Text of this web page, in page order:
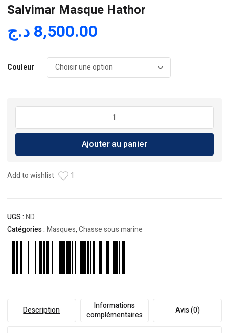
Salvimar Masque Hathor
8,500.00د.ج
Couleur
quantité
Salvimar
Hathor
Ajouter au panier
Add to wishlist 1
UGS :ND
Catégories :Masques,Chasse sous marine
Description
Informations
complémentaires
Avis (0)